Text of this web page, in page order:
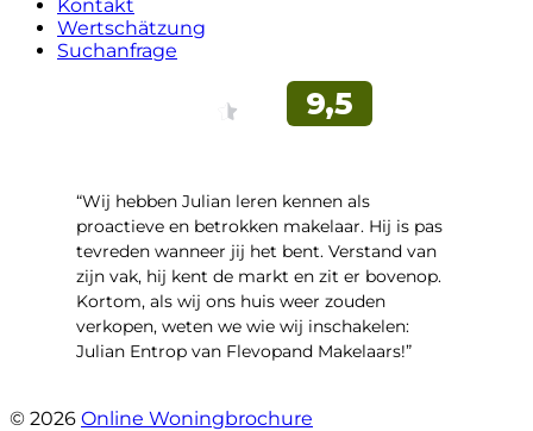
Kontakt
Wertschätzung
Suchanfrage
“Wij hebben Julian leren kennen als
proactieve en betrokken makelaar. Hij is pas
tevreden wanneer jij het bent. Verstand van
zijn vak, hij kent de markt en zit er bovenop.
Kortom, als wij ons huis weer zouden
verkopen, weten we wie wij inschakelen:
Julian Entrop van Flevopand Makelaars!”
© 2026 Online Woningbrochure